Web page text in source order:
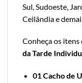
Sul, Sudoeste,
Ceilândia e
Conheça os itens
da Tarde
01 Cacho de